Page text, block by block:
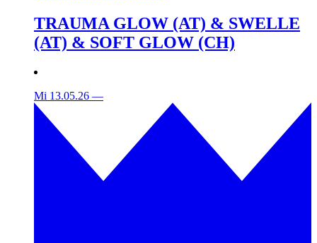
TRAUMA GLOW (AT) & SWELLE
(AT) & SOFT GLOW (CH)
Mi 13.05.26 —